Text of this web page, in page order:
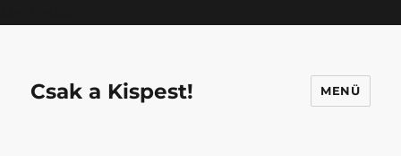
Csak a Kispest! MENÜ